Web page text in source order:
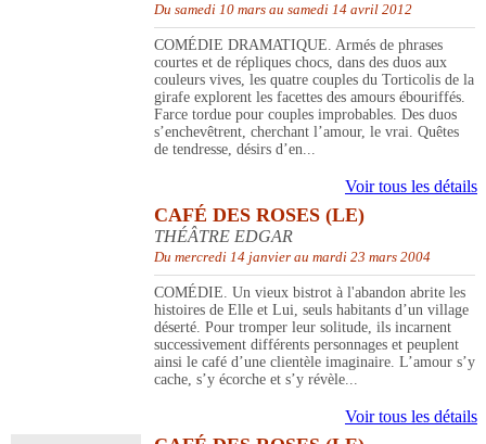
Du samedi 10 mars au samedi 14 avril 2012
COMÉDIE DRAMATIQUE. Armés de phrases
courtes et de répliques chocs, dans des duos aux
couleurs vives, les quatre couples du Torticolis de la
girafe explorent les facettes des amours ébouriffés.
Farce tordue pour couples improbables. Des duos
s’enchevêtrent, cherchant l’amour, le vrai. Quêtes
de tendresse, désirs d’en...
Voir tous les détails
CAFÉ DES ROSES (LE)
THÉÂTRE EDGAR
Du mercredi 14 janvier au mardi 23 mars 2004
COMÉDIE. Un vieux bistrot à l'abandon abrite les
histoires de Elle et Lui, seuls habitants d’un village
déserté. Pour tromper leur solitude, ils incarnent
successivement différents personnages et peuplent
ainsi le café d’une clientèle imaginaire. L’amour s’y
cache, s’y écorche et s’y révèle...
Voir tous les détails